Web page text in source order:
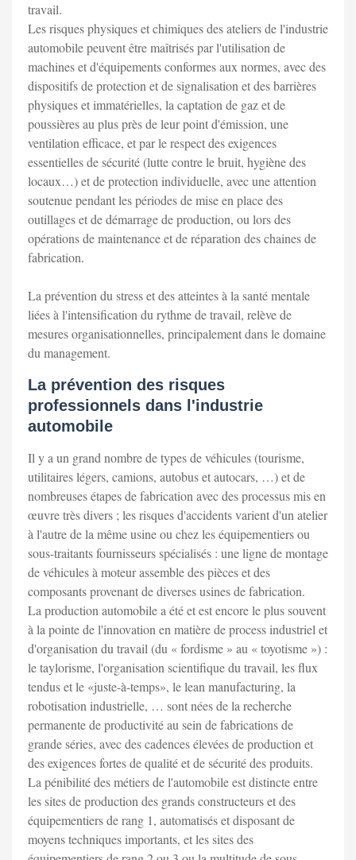
travail.
Les risques physiques et chimiques des ateliers de l'industrie
automobile peuvent être maîtrisés par l'utilisation de
machines et d'équipements conformes aux normes, avec des
dispositifs de protection et de signalisation et des barrières
physiques et immatérielles, la captation de gaz et de
poussières au plus près de leur point d'émission, une
ventilation efficace, et par le respect des exigences
essentielles de sécurité (lutte contre le bruit, hygiène des
locaux…) et de protection individuelle, avec une attention
soutenue pendant les périodes de mise en place des
outillages et de démarrage de production, ou lors des
opérations de maintenance et de réparation des chaines de
fabrication.
La prévention du stress et des atteintes à la santé mentale
liées à l'intensification du rythme de travail, relève de
mesures organisationnelles, principalement dans le domaine
du management.
La prévention des risques
professionnels dans l'industrie
automobile
Il y a un grand nombre de types de véhicules (tourisme,
utilitaires légers, camions, autobus et autocars, …) et de
nombreuses étapes de fabrication avec des processus mis en
œuvre très divers ; les risques d'accidents varient d'un atelier
à l'autre de la même usine ou chez les équipementiers ou
sous-traitants fournisseurs spécialisés : une ligne de montage
de véhicules à moteur assemble des pièces et des
composants provenant de diverses usines de fabrication.
La production automobile a été et est encore le plus souvent
à la pointe de l'innovation en matière de process industriel et
d'organisation du travail (du « fordisme » au « toyotisme ») :
le taylorisme, l'organisation scientifique du travail, les flux
tendus et le «juste-à-temps», le lean manufacturing, la
robotisation industrielle, … sont nées de la recherche
permanente de productivité au sein de fabrications de
grande séries, avec des cadences élevées de production et
des exigences fortes de qualité et de sécurité des produits.
La pénibilité des métiers de l'automobile est distincte entre
les sites de production des grands constructeurs et des
équipementiers de rang 1, automatisés et disposant de
moyens techniques importants, et les sites des